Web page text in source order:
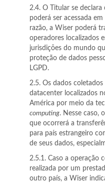
2.4. O Titular se
poderá ser acessada
razão, a Wiser poderá
operadores localizados
jurisdições do mundo
proteção de dados
LGPD.
2.5. Os dados coletados
datacenter localizados
América por meio da
computing. Nesse caso,
que ocorrerá a
para país estrangeiro
de seus dados,
2.5.1. Caso a operação
realizada por um
outro país, a Wiser